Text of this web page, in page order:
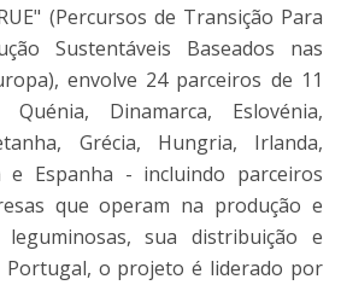
(Percursos de Transição Para
Sustentáveis Baseados nas
envolve 24 parceiros de 11
Dinamarca, Eslovénia,
Grécia, Hungria, Irlanda,
e Espanha - incluindo parceiros
que operam na produção e
leguminosas, sua distribuição e
Portugal, o projeto é liderado por